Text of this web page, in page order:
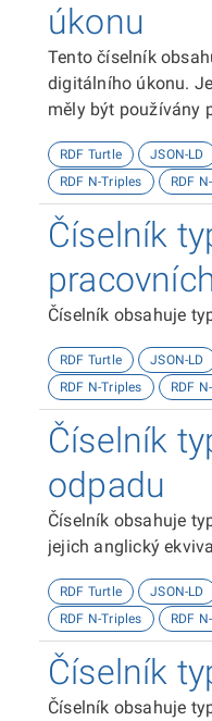
úkonu
Tento číselník
digitálního úkonu.
měly být používány
RDF Turtle JSON-LD
RDF N-Triples
RDF
Číselník
Číselník obsahuje
RDF Turtle JSON-LD
RDF N-Triples
RDF
Číselník
odpadu
Číselník obsahuje
jejich anglický
RDF Turtle JSON-LD
RDF N-Triples
RDF
Číselník
Číselník obsahuje